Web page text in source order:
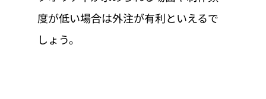
度が低い場合は外注が有利といえるで
しょう。